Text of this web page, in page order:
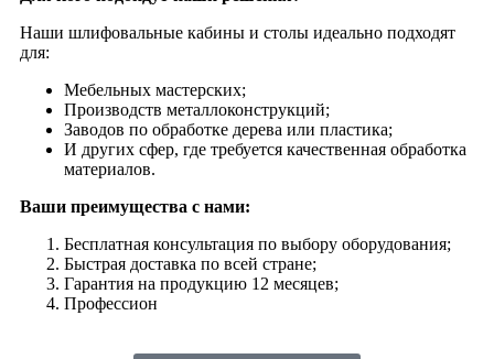
Наши шлифовальные кабины и столы идеально подходят
для:
Мебельных мастерских;
Производств металлоконструкций;
Заводов по обработке дерева или пластика;
И других сфер, где требуется качественная обработка
материалов.
Ваши преимущества с нами:
Бесплатная консультация по выбору оборудования;
Быстрая доставка по всей стране;
Гарантия на продукцию 12 месяцев;
Профессион